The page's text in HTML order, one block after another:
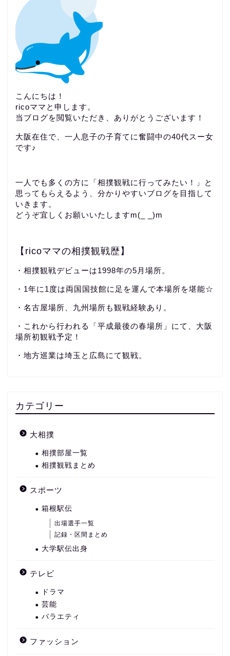
こんにちは！
ricoママと申します。
当ブログを閲覧いただき、ありがとうございます！
大阪在住で、一人息子の子育てに奮闘中の40代スー女
です♪
一人でも多くの方に「相撲観戦に行ってみたい！」と
思ってもらえるよう、分かりやすいブログを目指して
いきます。
どうぞ宜しくお願いいたしますm(_ _)m
【ricoママの相撲観戦歴】
・相撲観戦デビューは1998年の5月場所。
・1年に1度は両国国技館に足を運んで本場所を堪能☆
・名古屋場所、九州場所も観戦経験あり。
・これから行われる「平成最後の春場所」にて、大阪
場所初観戦予定！
・地方巡業は埼玉と広島にて観戦。
カテゴリー
大相撲
相撲部屋一覧
相撲観戦まとめ
スポーツ
箱根駅伝
出場選手一覧
記録・区間まとめ
大学駅伝出身
テレビ
ドラマ
芸能
バラエティ
ファッション